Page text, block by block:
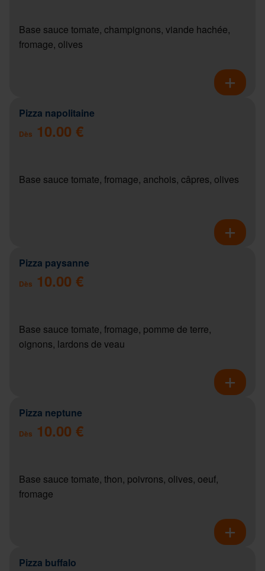
Base sauce tomate, champignons, viande hachée,
fromage, olives
Pizza napolitaine
Dès 10.00 €
Base sauce tomate, fromage, anchois, câpres, olives
Pizza paysanne
Dès 10.00 €
Base sauce tomate, fromage, pomme de terre,
oignons, lardons de veau
Pizza neptune
Dès 10.00 €
Base sauce tomate, thon, poivrons, olives, oeuf,
fromage
Pizza buffalo